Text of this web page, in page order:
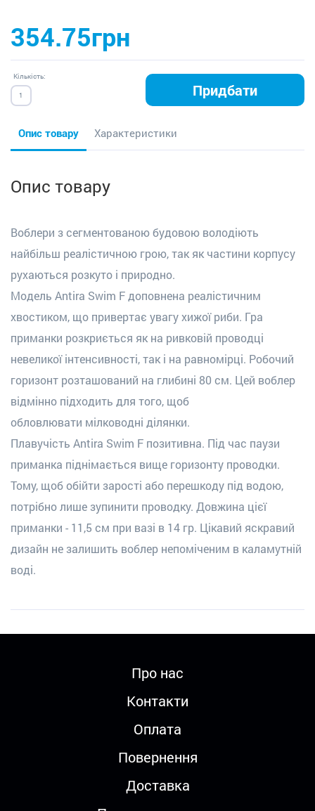
354.75грн
Кількість:
Придбати
Опис товару Характеристики
Опис товару
Воблери з сегментованоюбудовою володіють
найбільш реалістичною грою, так як частини корпусу
рухаються розкуто і природно.
Модель Antira Swim F доповнена реалістичним
хвостиком, що привертає увагу хижої риби. Гра
приманки розкриється як на ривковій проводці
невеликої інтенсивності, так і на равномірці. Робочий
горизонт розташований на глибині 80 см. Цей воблер
відмінно підходить для того, щоб
обловлювати мілководні ділянки.
Плавучість Antira Swim F позитивна. Під час паузи
приманка піднімається вище горизонту проводки.
Тому, щоб обійти зарості або перешкоду під водою,
потрібно лише зупинити проводку. Довжина цієї
приманки - 11,5 см при вазі в 14 гр. Цікавий яскравий
дизайн не залишить воблер непоміченим в каламутній
воді.
Про нас
Контакти
Оплата
Повернення
Доставка